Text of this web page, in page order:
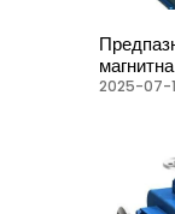
2025-07-